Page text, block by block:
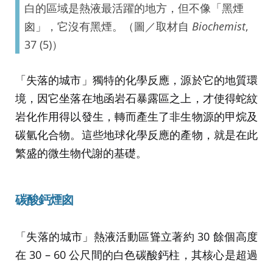
白的區域是熱液最活躍的地方，但不像「黑煙
囪」，它沒有黑煙。（圖／取材自 Biochemist,
37 (5)）
「失落的城市」獨特的化學反應，源於它的地質環
境，因它坐落在地函岩石暴露區之上，才使得蛇紋
岩化作用得以發生，轉而產生了非生物源的甲烷及
碳氫化合物。這些地球化學反應的產物，就是在此
繁盛的微生物代謝的基礎。
碳酸鈣煙囪
「失落的城市」熱液活動區聳立著約 30 餘個高度
在 30 – 60 公尺間的白色碳酸鈣柱，其核心是超過